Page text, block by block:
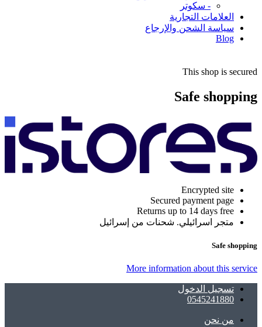
- سكوتر
العلامات التجارية
سياسة الشحن والإرجاع
Blog
This shop is secured
Safe shopping
Encrypted site
Secured payment page
Returns up to 14 days free
متجر اسرائيلي. شحنات من إسرائيل
Safe shopping
More information about this service
تسجيل الدخول
0545241880
ﻣﻦ ﻧﺤﻦ